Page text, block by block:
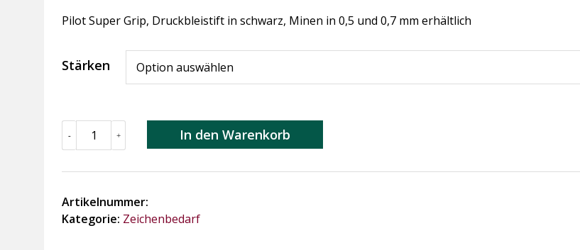
Pilot Super Grip, Druckbleistift in schwarz, Minen in 0,5 und 0,7 mm erhältlich
Stärken
Super
- + In den Warenkorb
Artikelnummer:
Kategorie: Zeichenbedarf